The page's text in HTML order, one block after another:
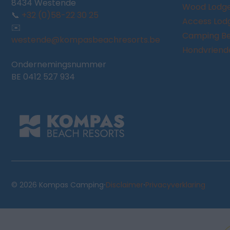
8434 Westende
📞 +32 (0)58-22 30 25
✉️
westende@kompasbeachresorts.be
Ondernemingsnummer
BE 0412 527 934
Wood
Access
Camping
© 2026 Kompas Camping·Disclaimer·Privacyverklaring